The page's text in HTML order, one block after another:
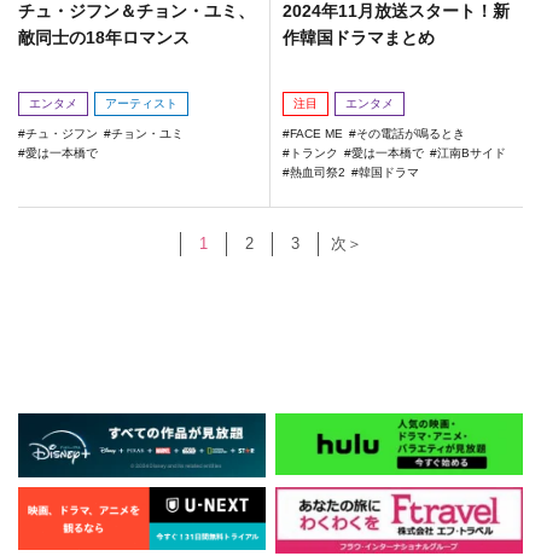
チュ・ジフン＆チョン・ユミ、
敵同士の18年ロマンス
エンタメ アーティスト
チュ・ジフン
チョン・ユミ
愛は一本橋で
2024年11月放送スタート！新
作韓国ドラマまとめ
注目 エンタメ
FACE ME
その電話が鳴るとき
トランク
愛は一本橋で
江南Bサイド
熱血司祭2
韓国ドラマ
1 2 3 次＞